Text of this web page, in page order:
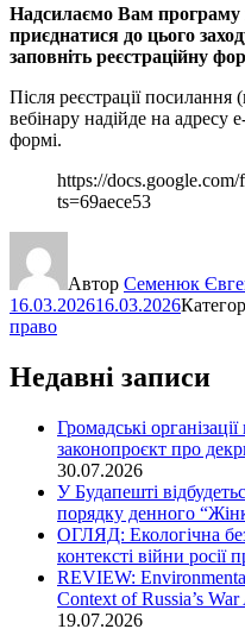
Надсилаємо Вам програму
приєднатися до цього
заповніть реєстраційну
Після реєстрації
вебінару надійде на адресу
формі.
https://
ts=69aece53
Автор Семенюк
16.03.202616.03.2026
право
Недавні записи
Громадські
законопроєкт про
30.07.2026
У Будапешті
порядку денного
ОГЛЯД: Екологічна
контексті війни росії
REVIEW:
Context of Russia’s
19.07.2026